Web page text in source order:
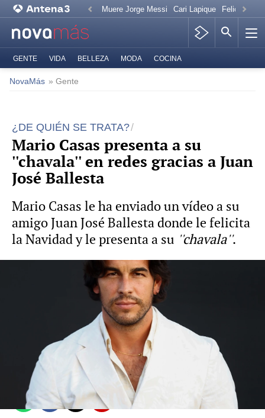
Muere Jorge Messi Cari Lapique Felicitación
GENTE VIDA BELLEZA MODA COCINA
NovaMás » Gente
¿DE QUIÉN SE TRATA?
Mario Casas presenta a su
''chavala'' en redes gracias a Juan
José Ballesta
Mario Casas le ha enviado un vídeo a su
amigo Juan José Ballesta donde le felicita
la Navidad y le presenta a su ''chavala''.
Lidia Del Caño
Madrid
Publicado: 03 de enero de 2022, 17:03
WhatsappFacebook Flipboard